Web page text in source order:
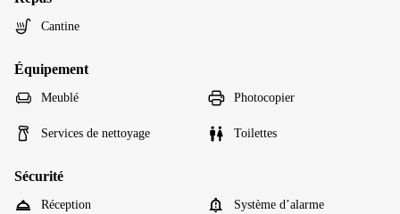
Cantine
Équipement
Meublé Photocopier
Services de nettoyage Toilettes
Sécurité
Réception Système d’alarme